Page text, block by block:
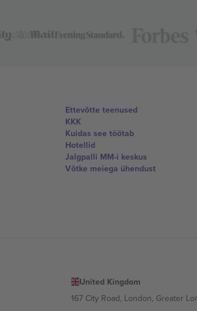
Ettevõtte teenused
KKK
Kuidas see töötab
Hotellid
Jalgpalli MM-i keskus
Võtke meiega ühendust
United Kingdom
167 City Road, London, Greater